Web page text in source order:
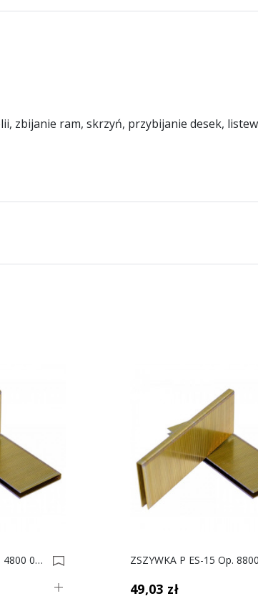
zbijanie ram, skrzyń, przybijanie desek,
ZSZYWKA P ES-25 Op. 4800 0003074
49,03 zł